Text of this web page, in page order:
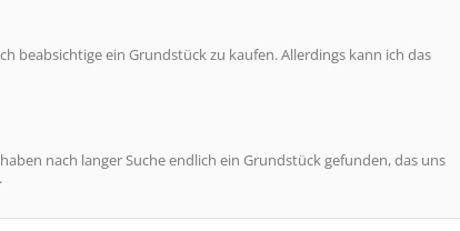
beabsichtige ein Grundstück zu kaufen. Allerdings kann ich das
nach langer Suche endlich ein Grundstück gefunden, das uns